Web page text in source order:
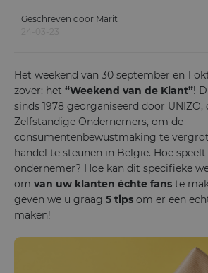
Geschreven door Marit
Het weekend van 30 september en 1
zover: het “Weekend van de Klant”!
sinds 1978 georganiseerd door UNIZO,
Zelfstandige Ondernemers, om de
consumentenbewustmaking te
handel te steunen in België. Hoe
ondernemer? Hoe kan dit specifieke
om van uw klanten échte fans te
geven we u graag 5 tips om er een
maken!